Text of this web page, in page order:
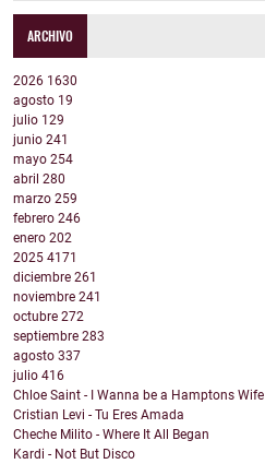
ARCHIVO
2026 1630
agosto 19
julio 129
junio 241
mayo 254
abril 280
marzo 259
febrero 246
enero 202
2025 4171
diciembre 261
noviembre 241
octubre 272
septiembre 283
agosto 337
julio 416
Chloe Saint - I Wanna be a Hamptons Wife
Cristian Levi - Tu Eres Amada
Cheche Milito - Where It All Began
Kardi - Not But Disco